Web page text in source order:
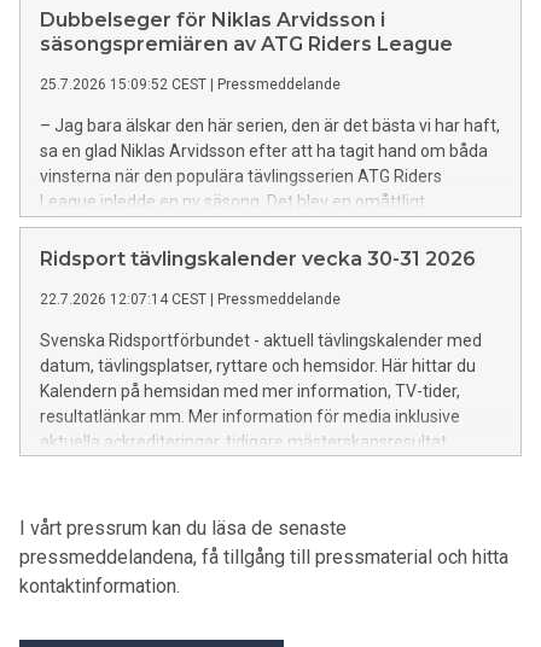
Dubbelseger för Niklas Arvidsson i
säsongspremiären av ATG Riders League
25.7.2026 15:09:52 CEST Pressmeddelande
– Jag bara älskar den här serien, den är det bästa vi har haft,
sa en glad Niklas Arvidsson efter att ha tagit hand om båda
vinsterna när den populära tävlingsserien ATG Riders
League inledde en ny säsong. Det blev en omåttligt
spännande premiär där endast hundradelar skiljde mellan de
tre främsta ekipagen i 150-klassen.
Ridsport tävlingskalender vecka 30-31 2026
22.7.2026 12:07:14 CEST Pressmeddelande
Svenska Ridsportförbundet - aktuell tävlingskalender med
datum, tävlingsplatser, ryttare och hemsidor. Här hittar du
Kalendern på hemsidan med mer information, TV-tider,
resultatlänkar mm. Mer information för media inklusive
aktuella ackrediteringar, tidigare mästerskapsresultat,
I vårt pressrum kan du läsa de senaste
pressmeddelandena, få tillgång till pressmaterial och hitta
kontaktinformation.